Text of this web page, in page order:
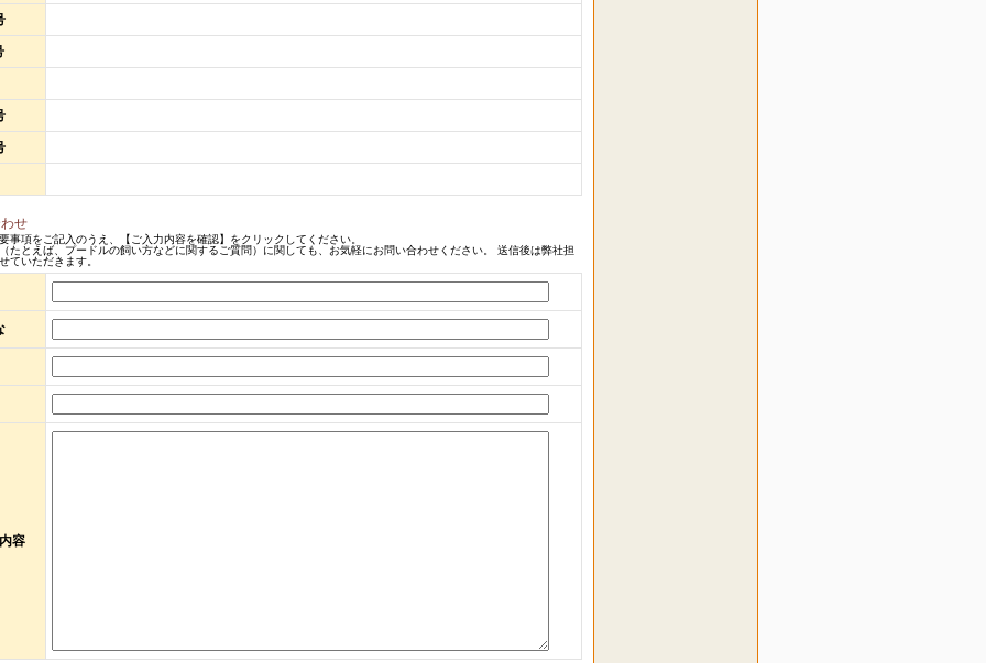
せ
事項をご記入のうえ、【ご入力内容を確認】をクリックしてください。
たとえば、プードルの飼い方などに関するご質問）に関しても、お気軽にお問い合わせください。 送信後は弊社担
ていただきます。
容